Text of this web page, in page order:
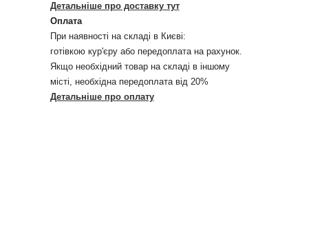
Детальніше про доставку тут
Оплата
При наявності на складі в Києві:
готівкою кур'єру або передоплата на рахунок.
Якщо необхідний товар на складі в іншому
місті, необхідна передоплата від 20%
Детальніше про оплату